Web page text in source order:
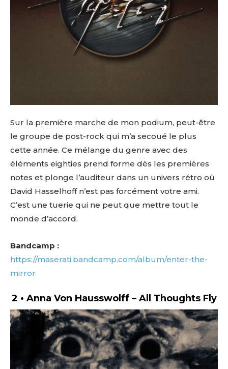
Sur la première marche de mon podium, peut-être
le groupe de post-rock qui m’a secoué le plus
cette année. Ce mélange du genre avec des
éléments eighties prend forme dès les premières
notes et plonge l’auditeur dans un univers rétro où
David Hasselhoff n’est pas forcément votre ami.
C’est une tuerie qui ne peut que mettre tout le
monde d’accord.
Bandcamp :
https://maserati.bandcamp.com/album/enter-the-
mirror
2 • Anna Von Hausswolff – All Thoughts Fly